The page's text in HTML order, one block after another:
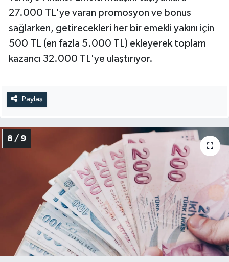
27.000 TL'ye varan promosyon ve bonus
sağlarken, getirecekleri her bir emekli yakını için
500 TL (en fazla 5.000 TL) ekleyerek toplam
kazancı 32.000 TL'ye ulaştırıyor.
Paylaş
8 / 9